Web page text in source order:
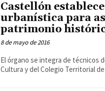
Castellón
urbanística para
patrimonio
8 de mayo de 2016
El órgano se integra de técnicos
Cultura y del Colegio Territorial